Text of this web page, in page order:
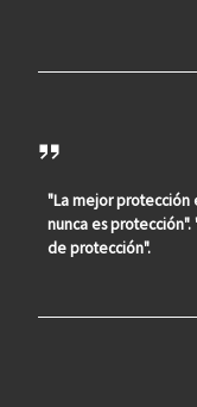
"La mejor protección
nunca es
de protección".